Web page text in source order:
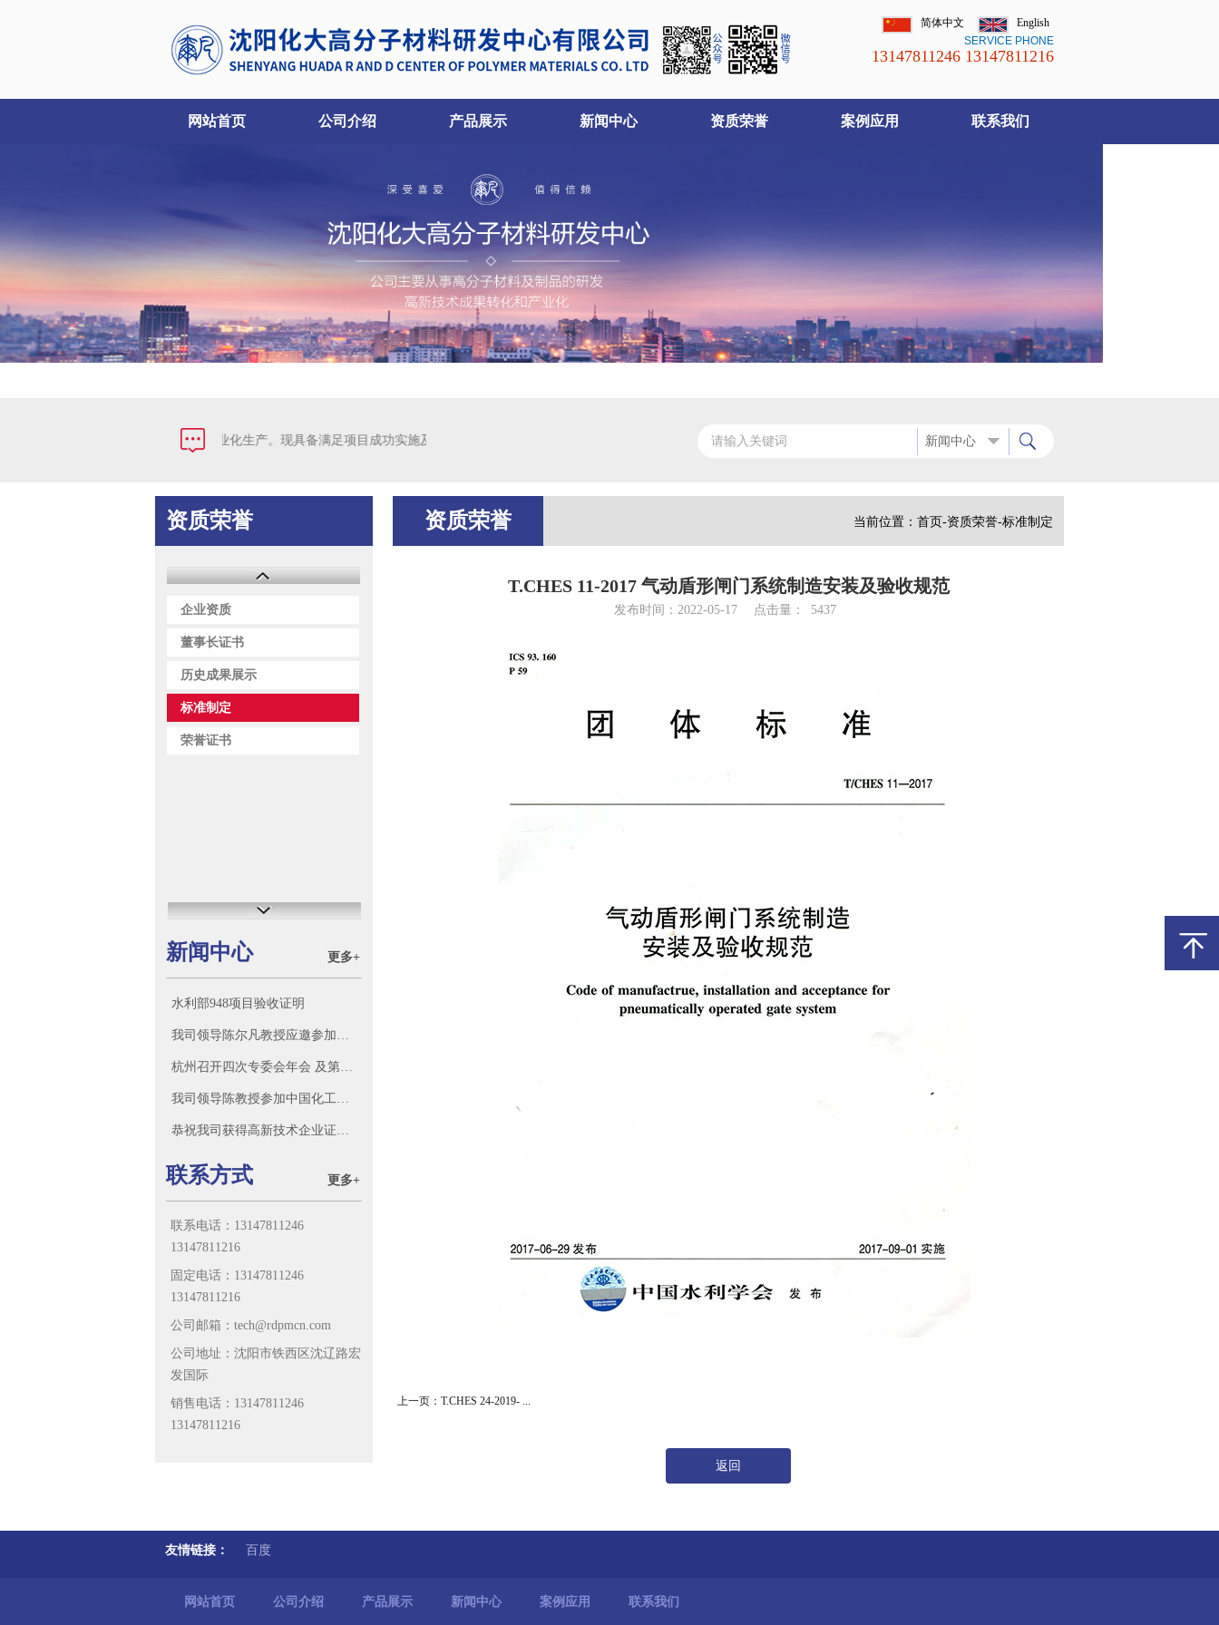
简体中文
English
SERVICE PHONE
13147811246 13147811216
网站首页 公司介绍 产品展示 新闻中心 资质荣誉 案例应用 联系我们
公司主要负责成果转化和产业化生产。现具备满足项目成功实施及各项橡塑材料生产的基本条件，包括：研发、工业化生产及材料和产品性能检测的仪器设备。公司技术服务于本地区橡塑产业企业以及东北三省周
新闻中心
资质荣誉
企业资质
董事长证书
历史成果展示
标准制定
荣誉证书
新闻中心 更多+
水利部948项目验收证明
我司领导陈尔凡教授应邀参加沈阳智朗科技有限公司迁新址庆典，并参观该公司科研成果和新产品。
杭州召开四次专委会年会 及第三新材料科技大会
我司领导陈教授参加中国化工学会标准化技术委员会
恭祝我司获得高新技术企业证书！
联系方式 更多+
联系电话：13147811246
13147811216
固定电话：13147811246
13147811216
公司邮箱：tech@rdpmcn.com
公司地址：沈阳市铁西区沈辽路宏
发国际
销售电话：13147811246
13147811216
资质荣誉 当前位置： 首页-资质荣誉-标准制定
T.CHES 11-2017 气动盾形闸门系统制造安装及验收规范
发布时间：2022-05-17 点击量： 5437
上一页：T.CHES 24-2019- ...
返回
友情链接： 百度
网站首页 公司介绍 产品展示 新闻中心 案例应用 联系我们